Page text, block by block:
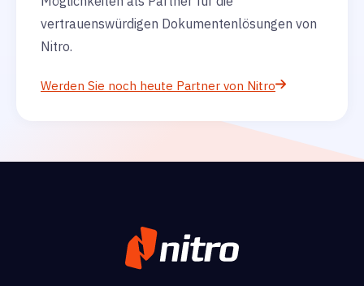
vertrauenswürdigen Dokumentenlösungen von
Nitro.
Werden Sie noch heute Partner von Nitro